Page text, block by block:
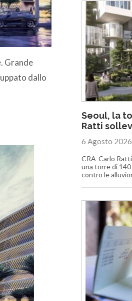
Grande
dallo
Seoul, la
Ratti
6 Agosto 2026
CRA-Carlo
una torre di
contro le